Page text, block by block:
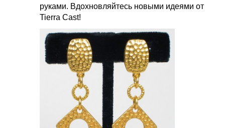
руками. Вдохновляйтесь новыми идеями от
Tierra Cast!